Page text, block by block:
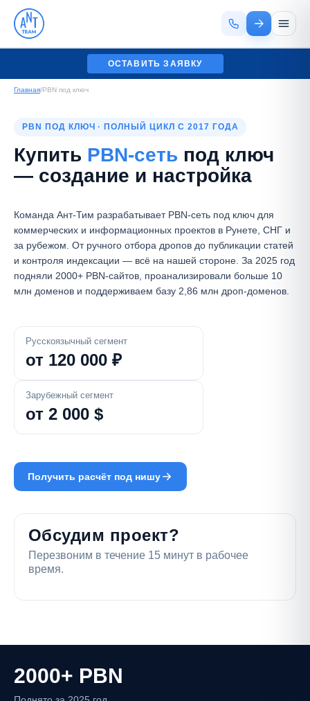
ОСТАВИТЬ ЗАЯВКУ
Главная/PBN под ключ
PBN ПОД КЛЮЧ · ПОЛНЫЙ ЦИКЛ С 2017 ГОДА
Купить PBN-сеть под ключ
— создание и настройка
Команда Ант-Тим разрабатывает PBN-сеть под ключ для
коммерческих и информационных проектов в Рунете, СНГ и
за рубежом. От ручного отбора дропов до публикации статей
и контроля индексации — всё на нашей стороне. За 2025 год
подняли 2000+ PBN-сайтов, проанализировали больше 10
млн доменов и поддерживаем базу 2,86 млн дроп-доменов.
Русскоязычный сегмент
от 120 000 ₽
Зарубежный сегмент
от 2 000 $
Получить расчёт под нишу
Обсудим проект?
Перезвоним в течение 15 минут в рабочее
время.
2000+ PBN